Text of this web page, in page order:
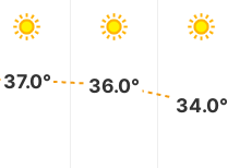
37.0° 36.0°
34.0°